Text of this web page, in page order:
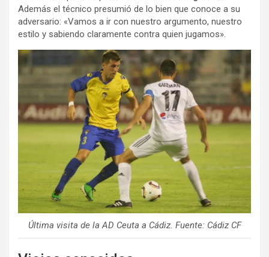
Además el técnico presumió de lo bien que conoce a su
adversario: «Vamos a ir con nuestro argumento, nuestro
estilo y sabiendo claramente contra quien jugamos».
Última visita de la AD Ceuta a Cádiz. Fuente: Cádiz CF